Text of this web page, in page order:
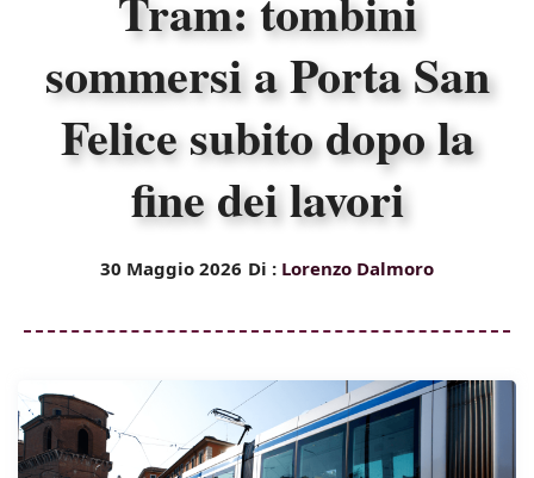
sommersi a Porta San
Felice subito dopo la
fine dei lavori
30 Maggio 2026 Di : Lorenzo Dalmoro